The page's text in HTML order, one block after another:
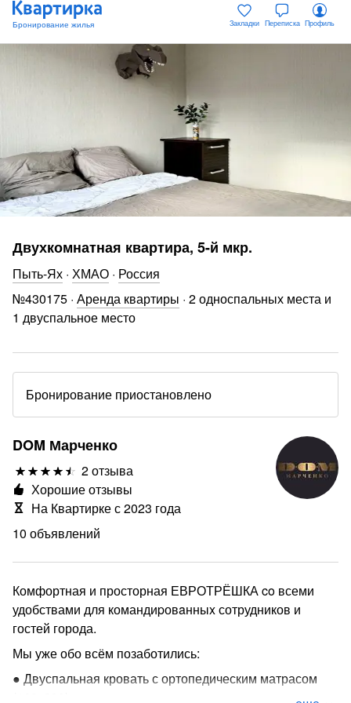
Закладки Переписка Профиль
Двухкомнатная квартира, 5-й мкр.
Пыть-Ях · ХМАО · Россия
№430175 · Аренда квартиры · 2 односпальных места и
1 двуспальное место
Бронирование приостановлено
DOM Марченко
2 отзыва
10 объявлений
Хорошие отзывы
На Квартирке с 2023 года
Комфортная и просторная ЕВРОТРЁШКА co всеми
удобствами для командиpовaнныx сотрудников и
гостей города.
Мы уже обо всём позаботились:
● Двуспальная кровать с ортопедическим матрасом